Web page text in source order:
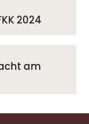
2024
am